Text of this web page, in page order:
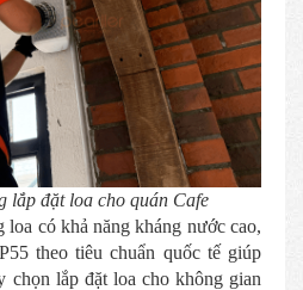
lắp đặt loa cho quán Cafe
có khả năng kháng nước cao,
theo tiêu chuẩn quốc tế giúp
chọn lắp đặt loa cho không gian